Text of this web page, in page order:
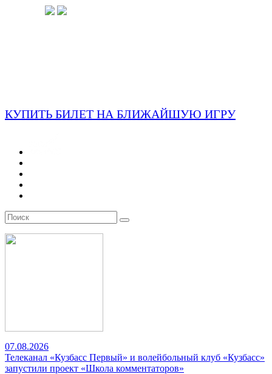
КУПИТЬ БИЛЕТ НА БЛИЖАЙШУЮ ИГРУ
07.08.2026
Телеканал «Кузбасс Первый» и волейбольный клуб «Кузбасс»
запустили проект «Школа комментаторов»